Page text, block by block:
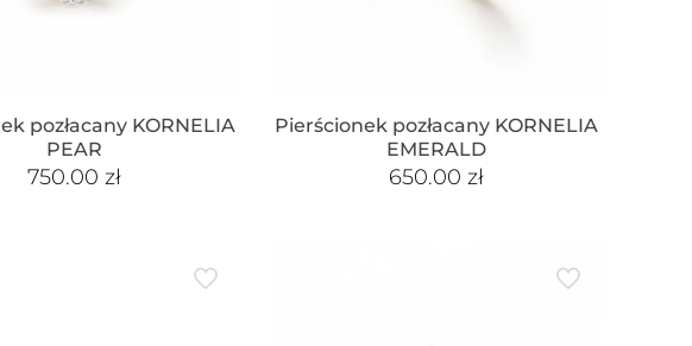
pozłacany KORNELIA
PEAR
750.00 zł
Pierścionek pozłacany KORNELIA
EMERALD
650.00zł